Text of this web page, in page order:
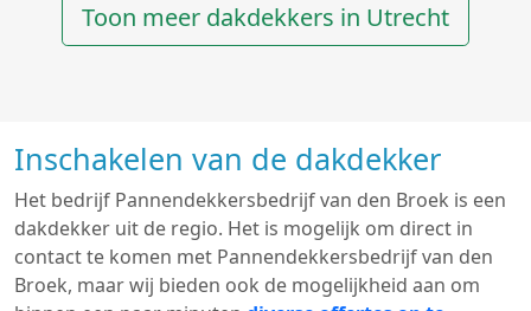
Toon meer dakdekkers in Utrecht
Inschakelen van de dakdekker
Het bedrijf Pannendekkersbedrijf van den Broek is een
dakdekker uit de regio. Het is mogelijk om direct in
contact te komen met Pannendekkersbedrijf van den
Broek, maar wij bieden ook de mogelijkheid aan om